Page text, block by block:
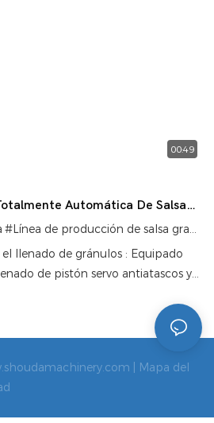
00:49
Automática De Salsa
De Shouda Machinery
#Línea de producción de salsa granulada
llenado de gránulos : Equipado
de pistón servo antiatascos y
independiente, previene
de partículas y el bloqueo del
proporción uniforme del material
|
Mapa del